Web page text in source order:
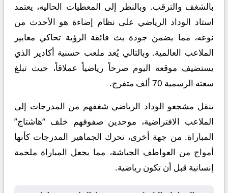
بالشغف والترقب. وبالنظر إلى المعطيات الحالية، يعتمد
استاد الوداد الرياضي على نظام إضاءة هو الأحدث من
نوعه، مما يضمن جودة بث فائقة الرؤية تحاكي معايير
الملاعب العالمية. وبالتالي يُعد ملعب حسنية أكادير الذي
يستضيف موقعة اليوم صرحاً رياضياً عملاقاً، حيث تبلغ
سعته الرسمية 70 ألف متفرج.
ينقل مشجعو الوداد الرياضي شغفهم من المدرجات إلى
الملاعب الافتراضية، موحدين صفوفهم خلف “هاشتاج”
المباراة. من جهة أخرى، تحرك الجماهير المدرجات كأنها
أمواج من العواطف الجياشة، مما يجعل المباراة ملحمة
إنسانية قبل أن تكون رياضية.